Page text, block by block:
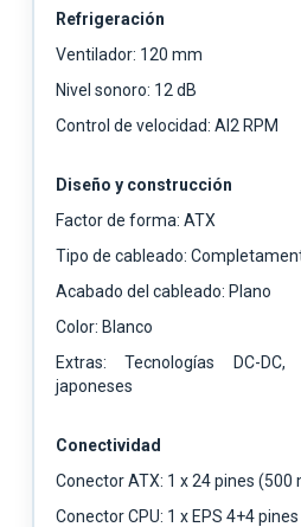
Refrigeración
Ventilador: 120 mm
Nivel sonoro: 12 dB
Control de velocidad: AI2 RPM
Diseño y construcción
Factor de forma: ATX
Tipo de cableado:
Acabado del cableado: Plano
Color: Blanco
Extras: Tecnologías DC-DC,
japoneses
Conectividad
Conector ATX: 1 x 24 pines (500
Conector CPU: 1 x EPS 4+4